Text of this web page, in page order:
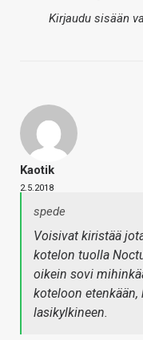
Kirjaudu sisään
Kaotik
2.5.2018
spede
Voisivat kiristää
kotelon tuolla
oikein sovi
koteloon etenkään,
lasikylkineen.